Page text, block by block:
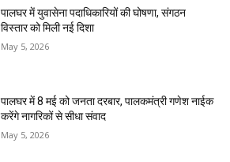
पालघर में युवासेना पदाधिकारियों की घोषणा, संगठन
विस्तार को मिली नई दिशा
May 5, 2026
पालघर में 8 मई को जनता दरबार, पालकमंत्री गणेश नाईक
करेंगे नागरिकों से सीधा संवाद
May 5, 2026